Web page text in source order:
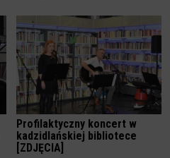
Profilaktyczny koncert w
kadzidlańskiej bibliotece
[ZDJĘCIA]